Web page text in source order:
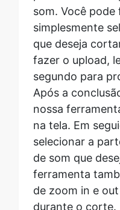
fazer o upload,
segundo para
Após a
nossa
na tela. Em
selecionar a
de som que
ferramenta
de zoom in e
durante o corte.
você pode fazer
região
região